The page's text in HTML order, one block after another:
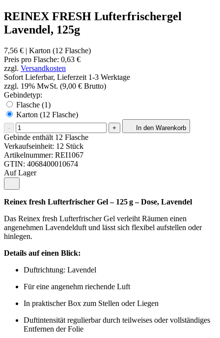
REINEX FRESH Lufterfrischergel
Lavendel, 125g
7,56 € | Karton (12 Flasche)
Preis pro Flasche: 0,63 €
zzgl. Versandkosten
Sofort Lieferbar, Lieferzeit 1-3 Werktage
zzgl. 19% MwSt. (9,00 € Brutto)
Gebindetyp:
Flasche (1)
Karton (12 Flasche)
- + In den Warenkorb
Gebinde enthält 12 Flasche
Verkaufseinheit: 12 Stück
Artikelnummer: REI1067
GTIN: 4068400010674
Auf Lager
Reinex fresh Lufterfrischer Gel – 125 g – Dose, Lavendel
Das Reinex fresh Lufterfrischer Gel verleiht Räumen einen
angenehmen Lavendelduft und lässt sich flexibel aufstellen oder
hinlegen.
Details auf einen Blick:
Duftrichtung: Lavendel
Für eine angenehm riechende Luft
In praktischer Box zum Stellen oder Liegen
Duftintensität regulierbar durch teilweises oder vollständiges
Entfernen der Folie